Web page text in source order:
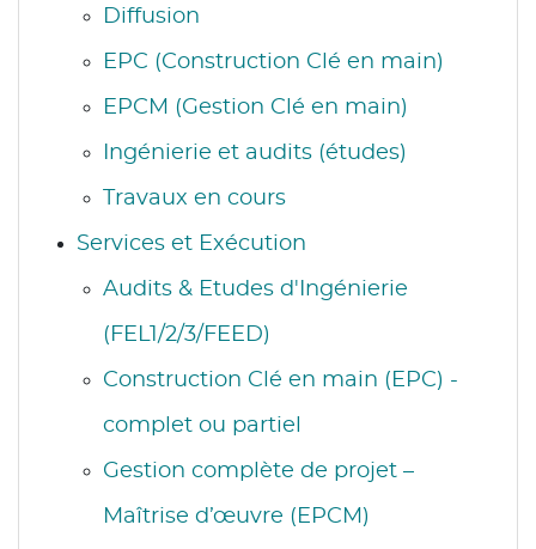
Diffusion
EPC (Construction Clé en main)
EPCM (Gestion Clé en main)
Ingénierie et audits (études)
Travaux en cours
Services et Exécution
Audits & Etudes d'Ingénierie
(FEL1/2/3/FEED)
Construction Clé en main (EPC) -
complet ou partiel
Gestion complète de projet –
Maîtrise d’œuvre (EPCM)